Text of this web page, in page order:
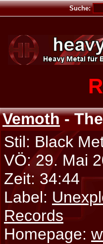
Suche:
Vemoth-
Stil: Black
VÖ: 29. Mai
Zeit: 34:44
Label:
Records
Homepage: